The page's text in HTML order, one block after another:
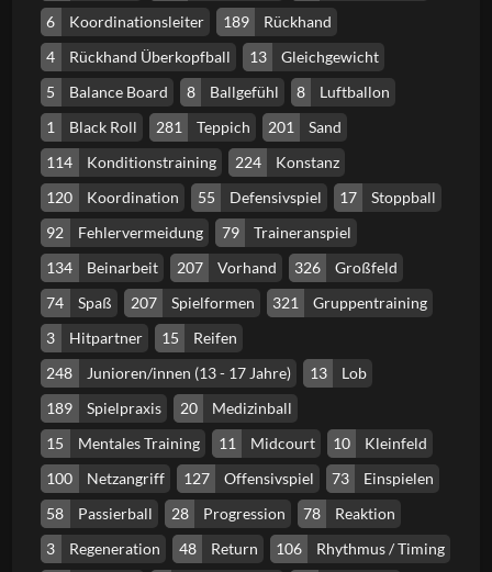
6 Koordinationsleiter 189
Rückhand
4
Rückhand Überkopfball 13
Gleichgewicht
5
Balance Board 8 Ballgefühl 8
Luftballon
1
Black Roll 281 Teppich 201
Sand
114
Konditionstraining 224
Konstanz
120
Koordination 55 Defensivspiel 17
Stoppball
92
Fehlervermeidung 79
Traineranspiel
134
Beinarbeit 207 Vorhand 326
Großfeld
74
Spaß 207 Spielformen 321
Gruppentraining
3
Hitpartner 15
Reifen
248
Junioren/innen (13 - 17 Jahre) 13
Lob
189
Spielpraxis 20
Medizinball
15
Mentales Training 11 Midcourt 10
Kleinfeld
100
Netzangriff 127 Offensivspiel 73
Einspielen
58
Passierball 28 Progression 78
Reaktion
3
Regeneration 48 Return 106
Rhythmus / Timing